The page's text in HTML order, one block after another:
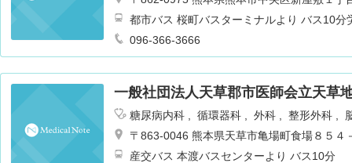
都市バス 桜町バスターミナルより バス10
096-366-3666
一般社団法人天草郡市医師会立天草
糖尿病内科 循環器科 外科 整形外科
児科
泌尿器科 総合診療科
リハビリテ
科
リウマチ科 内科
〒863-0046 熊本県天草市亀場町食場８５４
産交バス 本渡バスセンターより バス10分